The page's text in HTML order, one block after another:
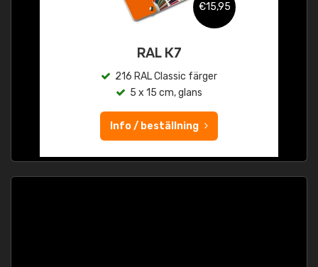
€15,95
RAL K7
216 RAL Classic färger
5 x 15 cm, glans
Info / beställning